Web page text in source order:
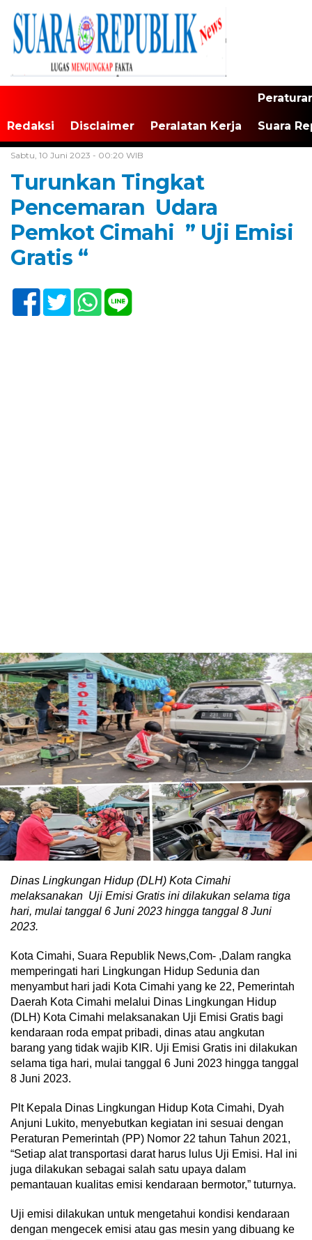
Redaksi Disclaimer Peralatan Kerja Suara
Sabtu, 10 Juni 2023 - 00:20 WIB
Turunkan Tingkat
Pencemaran Udara
Pemkot Cimahi ” Uji Emisi
Gratis “
Dinas Lingkungan Hidup (DLH) Kota Cimahi
melaksanakan Uji Emisi Gratis ini dilakukan selama tiga
hari, mulai tanggal 6 Juni 2023 hingga tanggal 8 Juni
2023.
Kota Cimahi, Suara Republik News,Com- ,Dalam rangka
memperingati hari Lingkungan Hidup Sedunia dan
menyambut hari jadi Kota Cimahi yang ke 22, Pemerintah
Daerah Kota Cimahi melalui Dinas Lingkungan Hidup
(DLH) Kota Cimahi melaksanakan Uji Emisi Gratis bagi
kendaraan roda empat pribadi, dinas atau angkutan
barang yang tidak wajib KIR. Uji Emisi Gratis ini dilakukan
selama tiga hari, mulai tanggal 6 Juni 2023 hingga tanggal
8 Juni 2023.
Plt Kepala Dinas Lingkungan Hidup Kota Cimahi, Dyah
Anjuni Lukito, menyebutkan kegiatan ini sesuai dengan
Peraturan Pemerintah (PP) Nomor 22 tahun Tahun 2021,
“Setiap alat transportasi darat harus lulus Uji Emisi. Hal ini
juga dilakukan sebagai salah satu upaya dalam
pemantauan kualitas emisi kendaraan bermotor,” tuturnya.
Uji emisi dilakukan untuk mengetahui kondisi kendaraan
dengan mengecek emisi atau gas mesin yang dibuang ke